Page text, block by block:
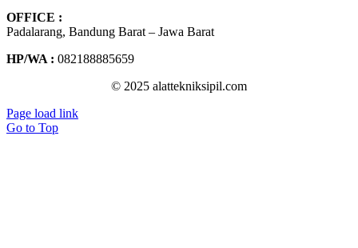
OFFICE :
Padalarang, Bandung Barat – Jawa Barat
HP/WA : 082188885659
© 2025 alattekniksipil.com
Page load link
Go to Top